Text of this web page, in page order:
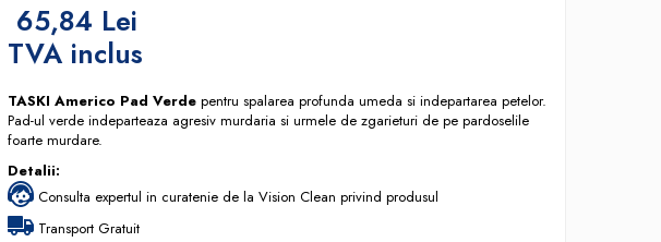
65,84 Lei
TVA inclus
TASKI Americo Pad Verde pentru spalarea profunda umeda si indepartarea petelor.
Pad-ul verde indeparteaza agresiv murdaria si urmele de zgarieturi de pe pardoselile
foarte murdare.
Detalii:
Consulta expertul in curatenie de la Vision Clean privind produsul
Transport Gratuit